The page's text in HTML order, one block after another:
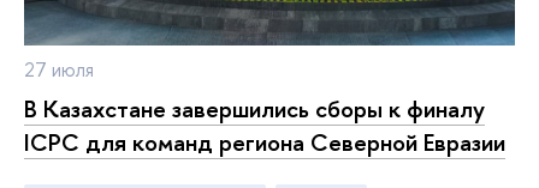
27 июля
В Казахстане завершились сборы к финалу
ICPC для команд региона Северной Евразии